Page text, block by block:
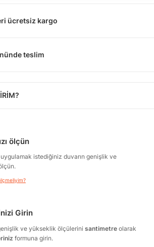
ücretsiz kargo
teslim
ölçün
uygulamak istediğiniz duvarın genişlik ve
Girin
ve yükseklik ölçülerini santimetre olarak
formuna girin.